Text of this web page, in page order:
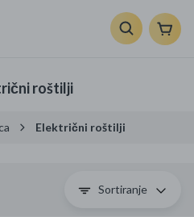
roštilji
Električni roštilji
Sortiranje